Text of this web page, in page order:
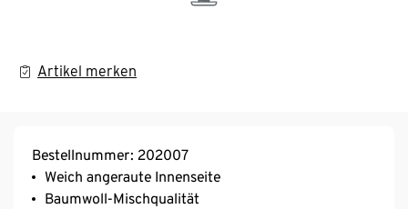
Artikel merken
Bestellnummer: 202007
Weich angeraute Innenseite
Baumwoll-Mischqualität